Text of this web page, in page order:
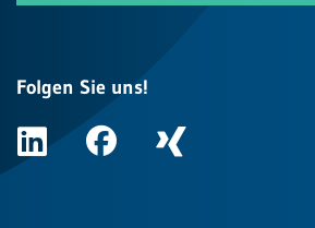
Folgen Sie uns!